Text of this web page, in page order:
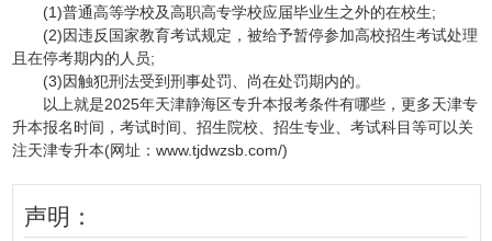
(1)普通高等学校及高职高专学校应届毕业生之外的在校生;
(2)因违反国家教育考试规定，被给予暂停参加高校招生考试处理
且在停考期内的人员;
(3)因触犯刑法受到刑事处罚、尚在处罚期内的。
以上就是2025年天津静海区专升本报考条件有哪些，更多天津专
升本报名时间，考试时间、招生院校、招生专业、考试科目等可以关
注天津专升本(网址：www.tjdwzsb.com/)
声明：